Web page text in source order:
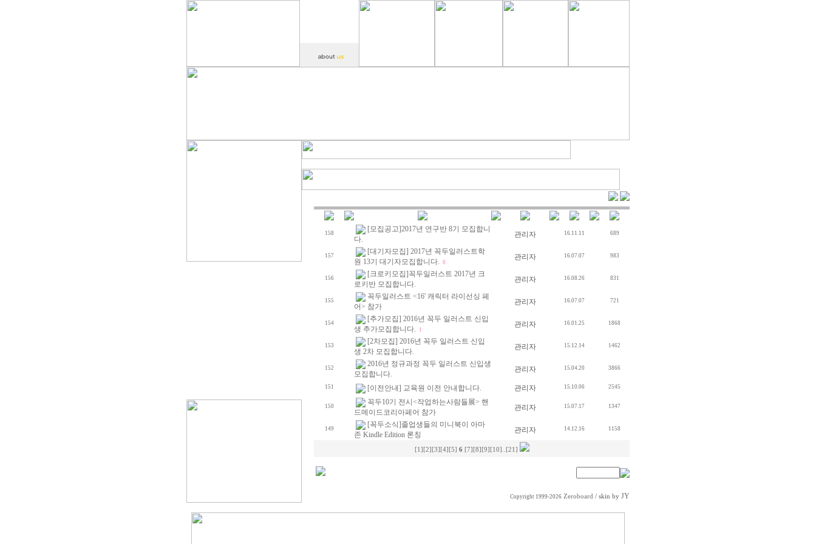
158
[모집공고]2017년 연구반 8기 모집합니
다.
관리자 16.11.11 689
157
[대기자모집] 2017년 꼭두일러스트학
원 13기 대기자모집합니다. 8
관리자 16.07.07 983
156
[크로키모집]꼭두일러스트 2017년 크
로키반 모집합니다.
관리자 16.08.26 831
155
꼭두일러스트 <16' 캐릭터 라이선싱 페
어> 참가
관리자 16.07.07 721
154
[추가모집] 2016년 꼭두 일러스트 신입
생 추가모집합니다.
1
관리자 16.01.25 1868
153
[2차모집] 2016년 꼭두 일러스트 신입
생 2차 모집합니다.
관리자 15.12.14 1462
152
2016년 정규과정 꼭두 일러스트 신입생
모집합니다.
관리자 15.04.20 3866
151 [이전안내] 교육원 이전 안내합니다. 관리자 15.10.06 2545
150
꼭두10기 전시<작업하는사람들展> 핸
드메이드코리아페어 참가
관리자 15.07.17 1347
149
[꼭두소식]졸업생들의 미니북이 아마
존 Kindle Edition 론칭
관리자 14.12.16 1158
[1] [2] [3] [4] [5] 6 [7] [8] [9] [10] [21]
Copyright 1999-2026 Zeroboard / skin by JY